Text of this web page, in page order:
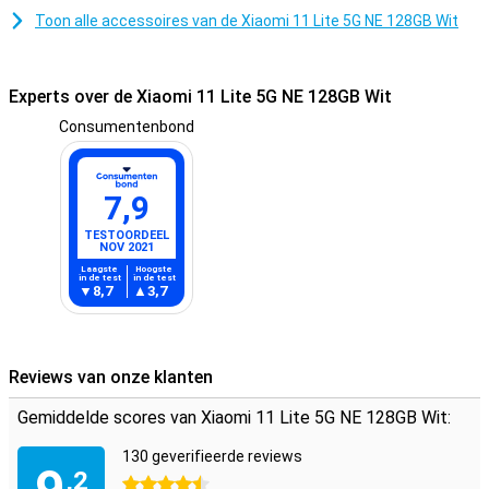
Toon alle accessoires van de Xiaomi 11 Lite 5G NE 128GB Wit
Experts over de Xiaomi 11 Lite 5G NE 128GB Wit
Consumentenbond
7,9
TESTOORDEEL
NOV 2021
Laagste
in de test
8,7
Hoogste
in de test
3,7
Reviews van onze klanten
Gemiddelde scores van Xiaomi 11 Lite 5G NE 128GB Wit:
,2
130 geverifieerde reviews
4.5 sterren